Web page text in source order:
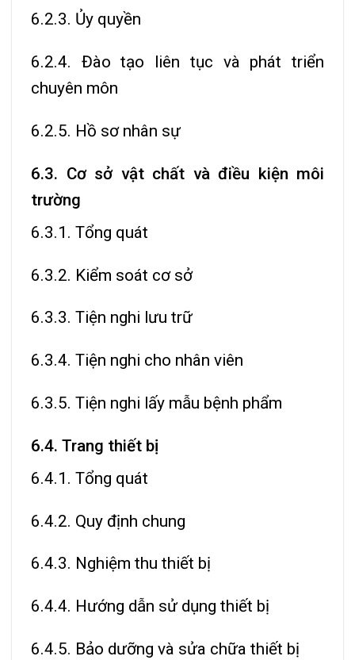
6.2.3. Ủy quyền
6.2.4. Đào tạo liên tục và phát triển
chuyên môn
6.2.5. Hồ sơ nhân sự
6.3. Cơ sở vật chất và điều kiện môi
trường
6.3.1. Tổng quát
6.3.2. Kiểm soát cơ sở
6.3.3. Tiện nghi lưu trữ
6.3.4. Tiện nghi cho nhân viên
6.3.5. Tiện nghi lấy mẫu bệnh phẩm
6.4. Trang thiết bị
6.4.1. Tổng quát
6.4.2. Quy định chung
6.4.3. Nghiệm thu thiết bị
6.4.4. Hướng dẫn sử dụng thiết bị
6.4.5. Bảo dưỡng và sửa chữa thiết bị